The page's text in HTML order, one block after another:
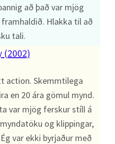
að það var mjög
Hlakka til að
tali.
(2002)
action. Skemmtilega
en 20 ára gömul mynd.
var mjög ferskur stíll á
og klippingar,
var ekki byrjaður með